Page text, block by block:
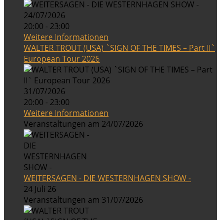
24/07/2026
20:00 - 23:00
Weitere Informationen
WALTER TROUT (USA) `SIGN OF THE TIMES – Part II`
European Tour 2026
31/07/2026
20:00 - 23:00
Weitere Informationen
Veranstaltungen am 24/07/2026
WEITERSAGEN - DIE WESTERNHAGEN SHOW -
24 Juli 26
Veranstaltungen am 31/07/2026